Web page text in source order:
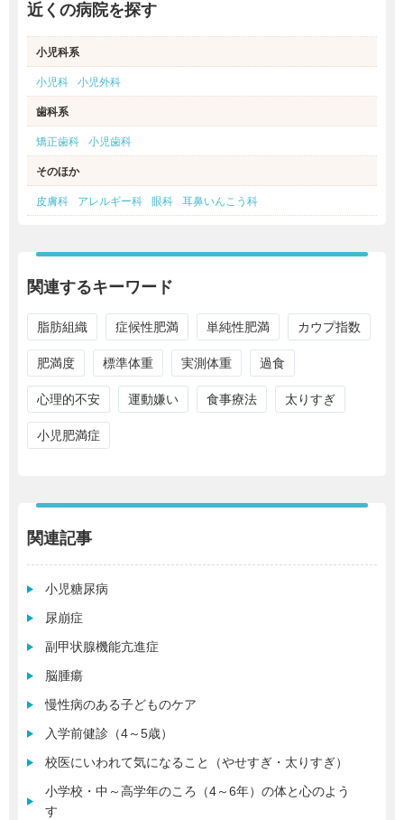
近くの病院を探す
小児科系
小児科 小児外科
歯科系
矯正歯科 小児歯科
そのほか
皮膚科 アレルギー科 眼科 耳鼻いんこう科
関連するキーワード
脂肪組織 症候性肥満 単純性肥満 カウプ指数
肥満度 標準体重 実測体重 過食
心理的不安 運動嫌い 食事療法 太りすぎ
小児肥満症
関連記事
小児糖尿病
尿崩症
副甲状腺機能亢進症
脳腫瘍
慢性病のある子どものケア
入学前健診（4～5歳）
校医にいわれて気になること（やせすぎ・太りすぎ）
小学校・中～高学年のころ（4～6年）の体と心のよう
す